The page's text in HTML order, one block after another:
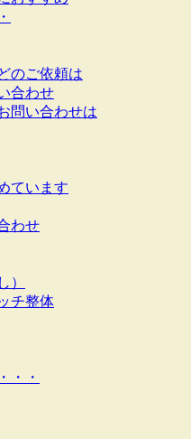
のご依頼は
合わせ
問い合わせは
ています
わせ
）
チ整体
・・